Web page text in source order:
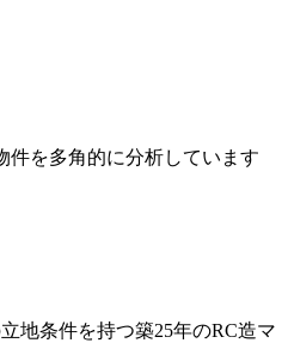
件を多角的に分析しています
地条件を持つ築25年のRC造マ